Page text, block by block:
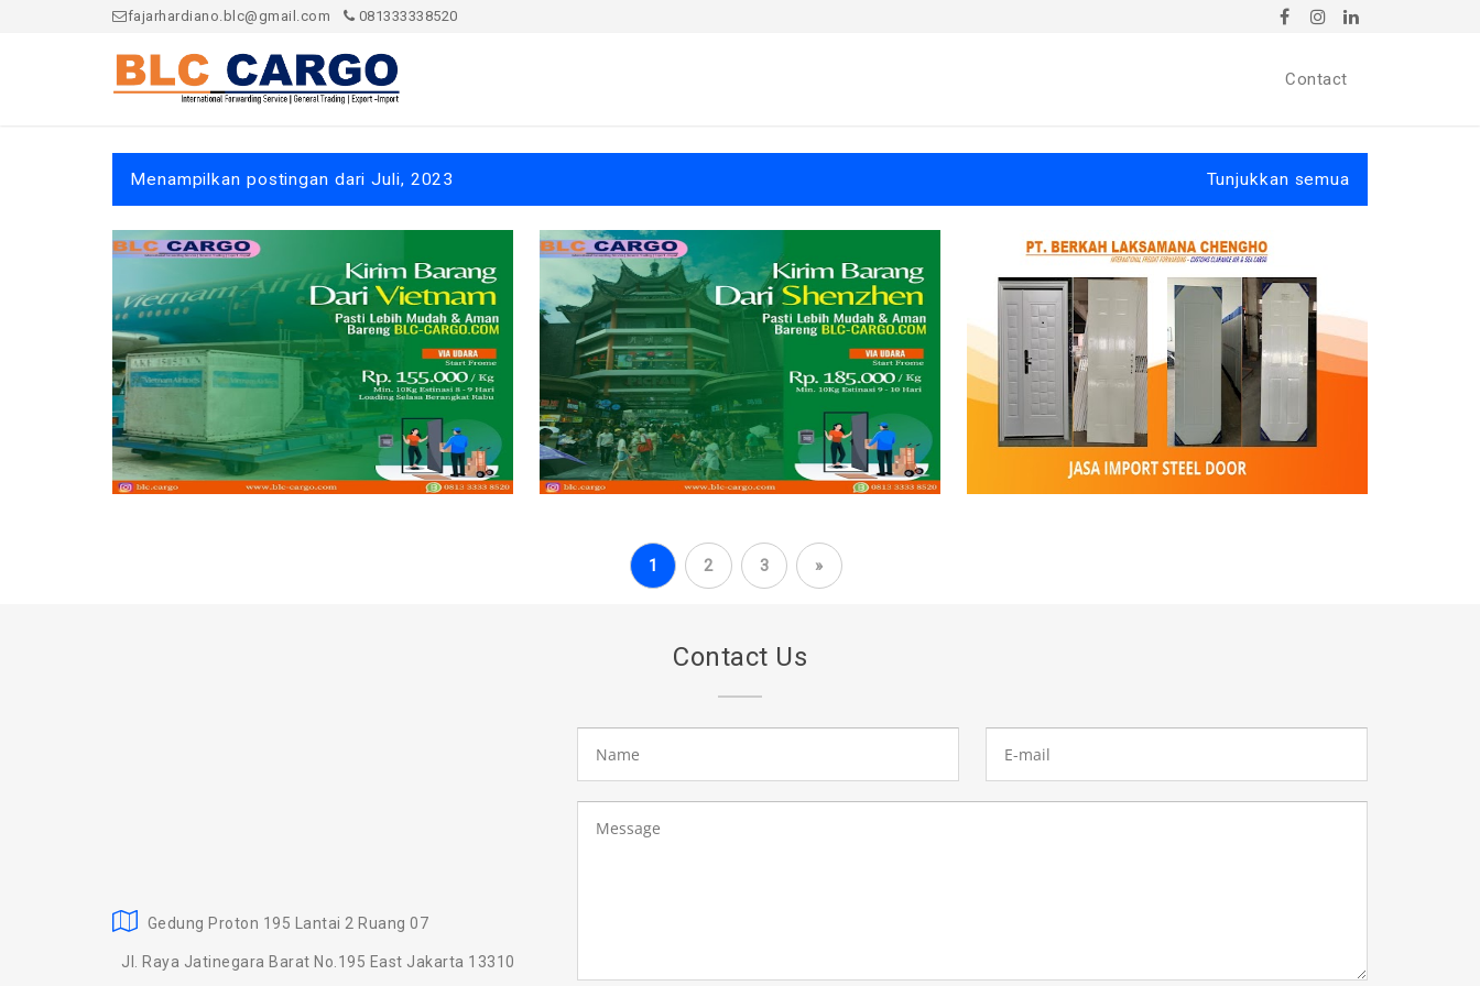
fajarhardiano.blc@gmail.com 081333338520
Contact
Menampilkan postingan dari Juli, 2023 Tunjukkan semua
1 2 3 »
Contact Us
Gedung Proton 195 Lantai 2 Ruang 07
Jl. Raya Jatinegara Barat No.195 East Jakarta 13310